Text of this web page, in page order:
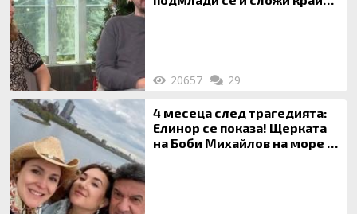
20657 29
4 месеца след трагедията:
Елинор се показа! Щерката
на Боби Михайлов на море с